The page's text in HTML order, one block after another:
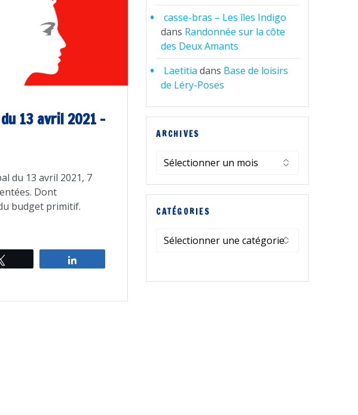
13 avril 2021 –
du 13 avril 2021, 7
Dont
budget primitif.
casse-bras – Les îles Indigo
dans Randonnée sur la côte
des Deux Amants
Laetitia dans Base de loisirs
de Léry-Poses
ARCHIVES
Archives
CATÉGORIES
Catégories